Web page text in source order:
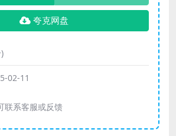
夸克网盘
02-11
联系客服或反馈